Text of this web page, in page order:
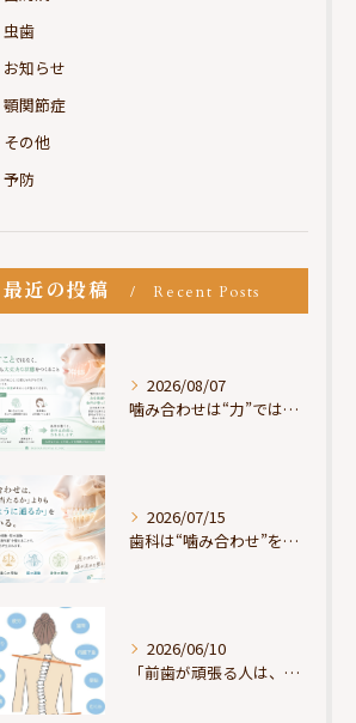
虫歯
お知らせ
顎関節症
その他
予防
最近の投稿 Recent Posts
2026/08/07
噛み合わせは“力”ではなく“許可”である
2026/07/15
歯科は“噛み合わせ”を見ているが、身体は“通り道”を見ている
2026/06/10
「前歯が頑張る人は、だいたい疲れている」